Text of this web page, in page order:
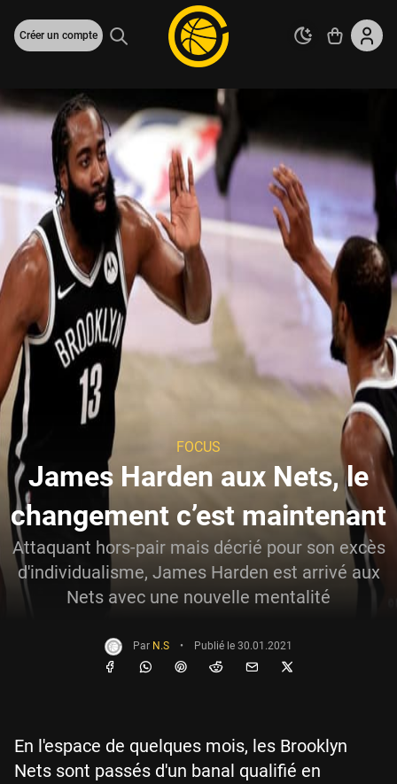
Créer un compte
FOCUS
James Harden aux Nets, le
changement c’est maintenant
Attaquant hors-pair mais décrié pour son excès
d'individualisme, James Harden est arrivé aux
Nets avec une nouvelle mentalité
Par N.S • Publié le 30.01.2021
En l'espace de quelques mois, les Brooklyn
Nets sont passés d'un banal qualifié en